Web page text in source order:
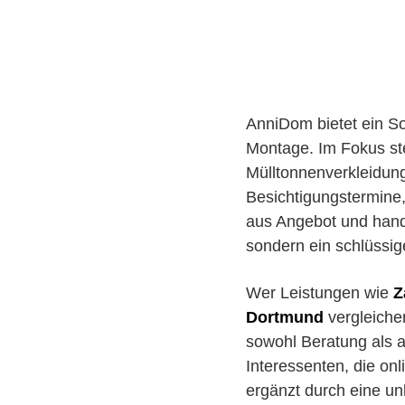
AnniDom bietet ein
Montage. Im Fokus
aus Angebot und
sondern ein
Wer Leistungen wie
Dortmund
sowohl Beratung als
Interessenten, die
ergänzt durch eine